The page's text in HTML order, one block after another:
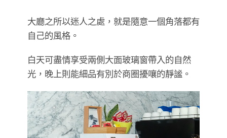
大廳之所以迷人之處，就是隨意一個角落都有
自己的風格。
白天可盡情享受兩側大面玻璃窗帶入的自然
光，晚上則能細品有別於商圈擾嚷的靜謐。